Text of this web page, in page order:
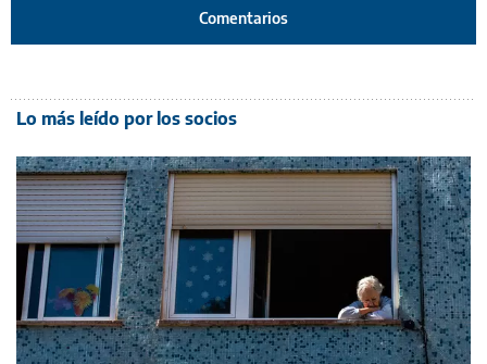
Comentarios
Lo más leído por los socios